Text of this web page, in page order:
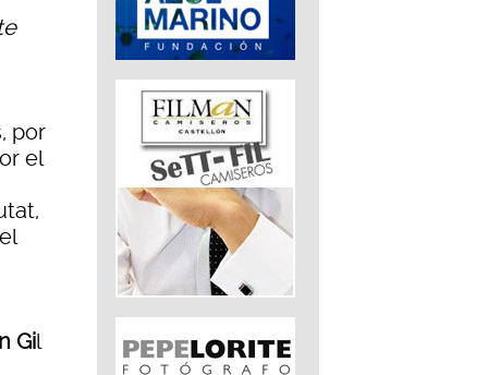
por
el
Gil